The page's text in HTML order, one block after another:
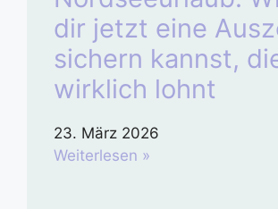
dir jetzt eine
sichern kannst,
wirklich lohnt
23. März 2026
Weiterlesen »